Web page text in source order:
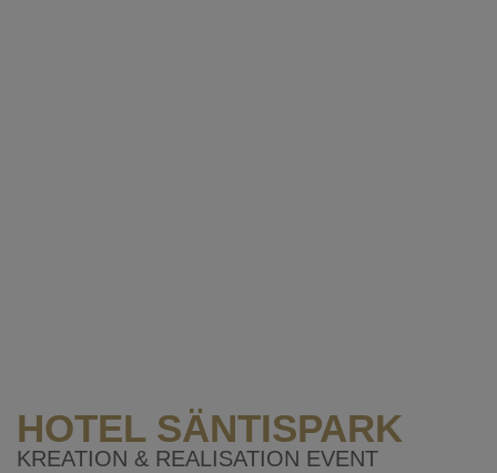
HOTEL SÄNTISPARK
KREATION & REALISATION EVENT